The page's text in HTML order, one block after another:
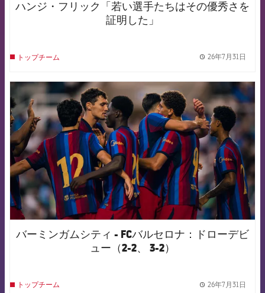
ハンジ・フリック「若い選手たちはその優秀さを
証明した」
トップチーム 26年7月31日
FCB Barcelona badge
バーミンガムシティ - FCバルセロナ：ドローデビ
ュー（2-2、 3-2）
トップチーム 26年7月31日